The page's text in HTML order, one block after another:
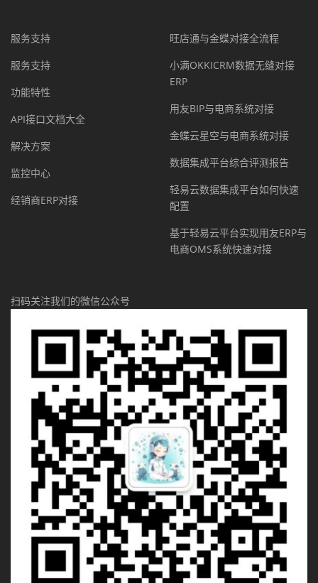
服务支持
服务支持
功能特性
API接口文档大全
解决方案
监控中心
经销商ERP对接
旺店通与金蝶对接全流程
小满OKKICRM数据无缝对接
ERP
用友BIP与电商系统对接
金蝶云星空与电商系统对接
数据集成平台综合评测报告
轻易云数据集成平台如何快速
配置
基于轻易云平台实现用友ERP与
电商OMS系统快速对接
扫码关注我们的微信公众号